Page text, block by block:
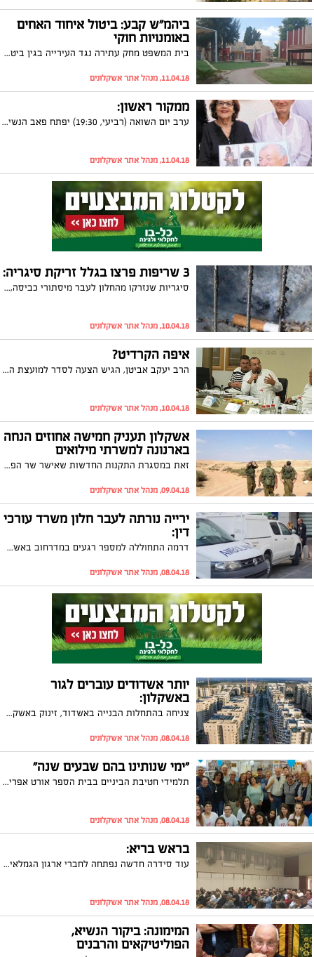
ביהמ"ש קבע: ביטול איחוד האחים
באומנויות חוקי
בית המשפט מחק עתירה נגד העירייה בגין ביטול איחוד אחים בבית הספר 'לאמנויות'. בנוסף קבע בית המשפט כי עיריית אשקלון פעלה בסבירות ובהתאם להנחיות משרד החינוך
11.04.18, מנהל אתר אשקלונים
ממקור ראשון:
ערב יום השואה (רביעי, 19:30) יפתח פאב הנשיא את המקום. בשונה מיום יום רגיל אשר פוקדים את הפאב צעירים לשתות בירה, יגיע למקום ניצול השואה יהושוע ורשבסקי, תושב העיר אשקלון, ניצול מחנה ההשמדה טרבלינקה שמשפחתו נספתה בזוועות ויספר את עדותו. הקהל הרחב מוזמן להגיע ולהשתתף בערב
11.04.18, מנהל אתר אשקלונים
3 שריפות פרצו בגלל זריקת סיגריה:
סיגריות שנזרקו מהחלון לעבר מיסתורי כביסה, גרמו ללא פחות משלוש שריפות לאחרונה. בכיבוי האש באשקלון מזהירים מפני התופעה שעלולה לגבות מחיר חיי אדם
10.04.18, מנהל אתר אשקלונים
איפה הקרדיט?
הרב יעקב אביטן, הגיש הצעה לסדר למועצת העיר בה ביקש להעניק הנחה בארנונה למשרתי המילואים כפי שאישר שר הפנים, אריה דרעי. יממה לאחר מכן, העירייה הוציאה הודעה כי ביוזמת ראש העיר בפועל, תובא הצעה זאת לסדר היום. הרב אביטן: "הם יכולים להתהדר בקרדיט לא להם העיקר שיתחילו לעבוד"
10.04.18, מנהל אתר אשקלונים
אשקלון תעניק חמישה אחוזים הנחה
בארנונה למשרתי מילואים
זאת במסגרת התקנות החדשות שאישר שר הפנים, אריה דרעי. הדבר יובא לאישור מועצת העיר, ולאחר מכן מההטבה יוכלו ליהנות חיילי מילואים פעילים כהגדרתם בחוק שירות המילואים 2008
09.04.18, מנהל אתר אשקלונים
ירייה נורתה לעבר חלון משרד עורכי
דין:
דרמה התחוללה למספר רגעים במדרחוב באשקלון. זאת לאחר שירייה ניפצה את חלון משרדו של עורך הדין המוכר, שי רובין. עד מהרה הוברר כי מדובר בירייה שנורתה בטעות מרובה אוויר. עו"ד רובין: "5 דקות לפני הייתה אצלי לקוחה בהריון שישבה בכיסא שעליו התנפץ החלון. אני לא רוצה לחשוב מה היה עלול להגרם לה מהבהלה"
08.04.18, מנהל אתר אשקלונים
יותר אשדודים עוברים לגור
באשקלון:
צניחה בהתחלות הבנייה באשדוד, זינוק באשקלון: כך עולה מסקירה מיוחדת של ארגוני הקבלנים באשדוד ובאשקלון. כמו כן, מאזן ההגירה השלילי באשדוד, ניכר במאזן החיובי באשקלון. יו"ר הארגון באשקלון, דוד רוזנר: "המחירים הנוחים באשקלון ביחס לאשדוד יצרו בשנים האחרונות מגמה של מעבר צעירים מאשדוד לאשקלון"
08.04.18, מנהל אתר אשקלונים
"ימי שנותינו בהם שבעים שנה"
תלמידי חטיבת הביניים בבית הספר אורט אפרידר , משלבים את הנושא השנתי- 70 שנה למדינת ישראל, בכל תחומי הלימוד. מגי זלביגר, רכזת שכבה ח' חשבה על דרך יצירתית במיוחד לשילוב זה. ביוזמה מבורכת היא יצרה חיבור בין דורי בין תלמידי כיתה ח-2 לבין גמלאי בית הספר. החוט המקשר היה חגיגת העשור השביעי של הגמלאים יחד עם שבעים שנות קיומה של המדינה
08.04.18, מנהל אתר אשקלונים
בראש בריא:
עוד סידרה חדשה נפתחה לחברי ארגון הגמלאים העירוני, שכבר מזמן הוגדרו כצעירים חסרי מנוח, והם ממלאים את האולם פעם אחר פעם בבוקר, בצהריים ובערב במגוון הפעילויות המוצעות להם. הפעם הנושא הוא: בריאות טבעית
08.04.18, מנהל אתר אשקלונים
המימונה: ביקור הנשיא,
הפוליטיקאים והרבנים